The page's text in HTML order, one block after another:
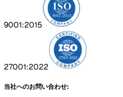
9001:2015
27001:2022
当社へのお問い合わせ: